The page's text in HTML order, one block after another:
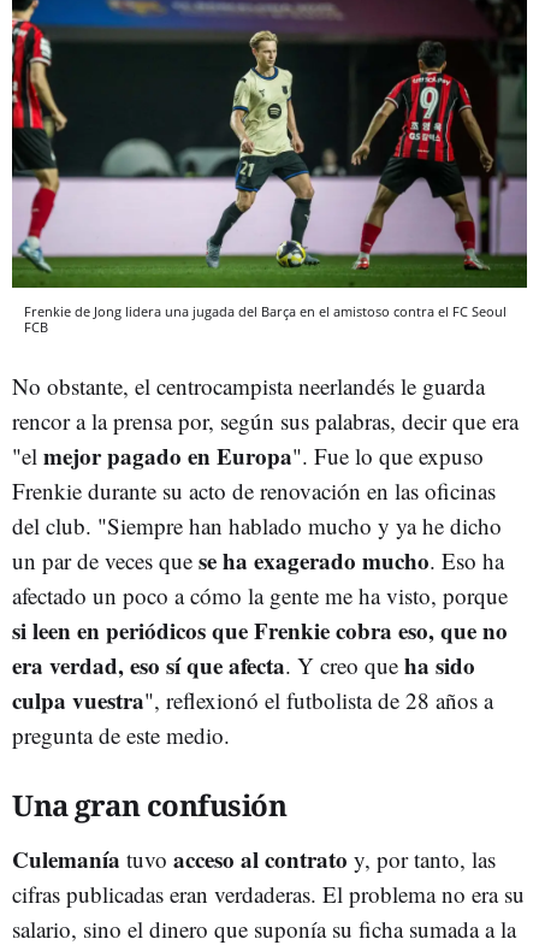
Frenkie de Jong lidera una jugada del Barça en el amistoso contra el FC Seoul
FCB
No obstante, el centrocampista neerlandés le guarda
rencor a la prensa por, según sus palabras, decir que era
"el mejor pagado en Europa". Fue lo que expuso
Frenkie durante su acto de renovación en las oficinas
del club. "Siempre han hablado mucho y ya he dicho
un par de veces que se ha exagerado mucho. Eso ha
afectado un poco a cómo la gente me ha visto, porque
si leen en periódicos que Frenkie cobra eso, que no
era verdad, eso sí que afecta. Y creo que ha sido
culpa vuestra", reflexionó el futbolista de 28 años a
pregunta de este medio.
Una gran confusión
Culemanía tuvo acceso al contrato y, por tanto, las
cifras publicadas eran verdaderas. El problema no era su
salario, sino el dinero que suponía su ficha sumada a la